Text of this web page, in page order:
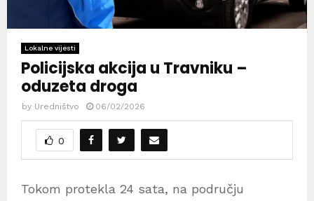
Lokalne vijesti
Policijska akcija u Travniku –
oduzeta droga
by Uredništvo 06/02/2026
0
Tokom protekla 24 sata, na području